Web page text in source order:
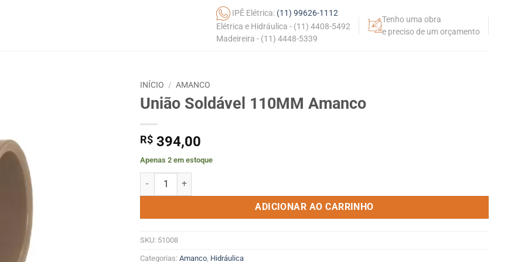
IPÊ Elétrica: (11) 99626-1112
Elétrica e Hidráulica - (11) 4408-5492
Madeireira - (11) 4448-5339
Tenho uma obra
e preciso de um orçamento
INÍCIO / AMANCO
União Soldável 110MM Amanco
R$ 394,00
Apenas 2 em estoque
União Soldável 110MM Amanco quantidade
ADICIONAR AO CARRINHO
SKU: 51008
Categorias: Amanco Hidráulica